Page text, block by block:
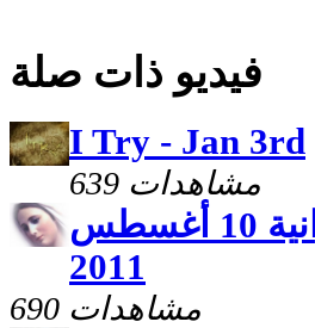
فيديو ذات صلة
I Try - Jan 3rd
639 مشاهدات
نهضة العذراء من كنيسة مارمينا - العمرانية 10 أغسطس
2011
690 مشاهدات